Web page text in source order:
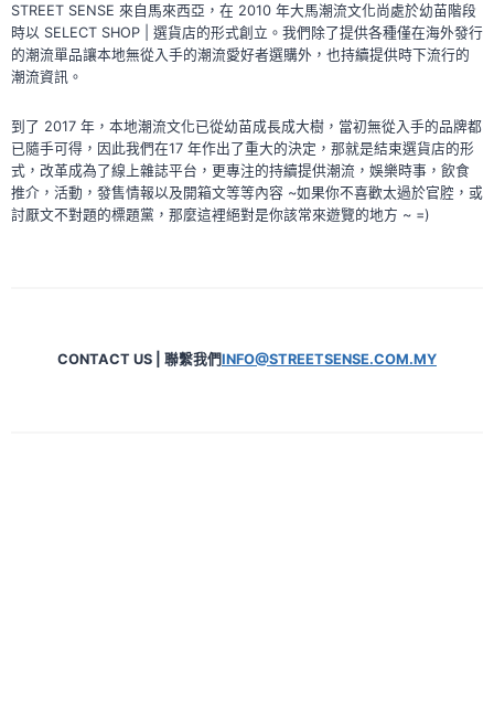
味
漢
堡！|
是
辣
那
麼
簡
STREET SENSE 來自馬來西亞，在 2010 年大馬潮流文化尚處於幼苗階段
時以 SELECT SHOP | 選貨店的形式創立。我們除了提供各種僅在海外發行
的潮流單品讓本地無從入手的潮流愛好者選購外，也持續提供時下流行的
潮流資訊。
到了 2017 年，本地潮流文化已從幼苗成長成大樹，當初無從入手的品牌都
已隨手可得，因此我們在17 年作出了重大的決定，那就是結束選貨店的形
式，改革成為了線上雜誌平台，更專注的持續提供潮流，娛樂時事，飲食
推介，活動，發售情報以及開箱文等等內容 ~如果你不喜歡太過於官腔，或
討厭文不對題的標題黨，那麼這裡絕對是你該常來遊覽的地方 ~ =)
CONTACT US | 聯繫我們INFO@STREETSENSE.COM.MY